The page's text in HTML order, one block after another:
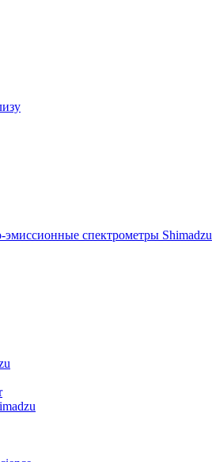
спектрометры Shimadzu